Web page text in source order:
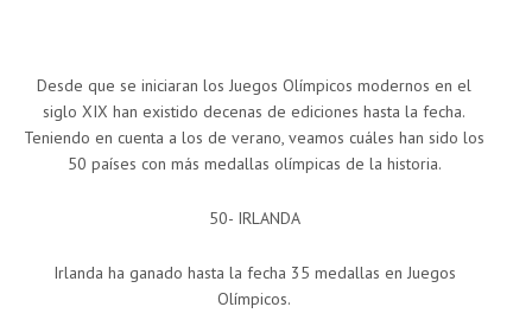
Desde que se iniciaran los Juegos Olímpicos modernos en el
siglo XIX han existido decenas de ediciones hasta la fecha.
Teniendo en cuenta a los de verano, veamos cuáles han sido los
50 países con más medallas olímpicas de la historia.
50- IRLANDA
Irlanda ha ganado hasta la fecha 35 medallas en Juegos
Olímpicos.